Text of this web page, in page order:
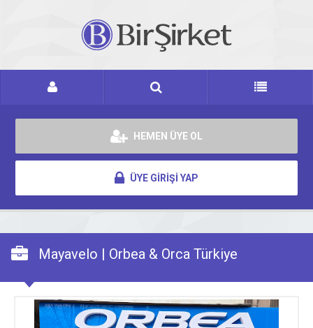
HEMEN ÜYE OL
ÜYE GİRİŞİ YAP
Mayavelo | Orbea & Orca Türkiye
Distribütörü